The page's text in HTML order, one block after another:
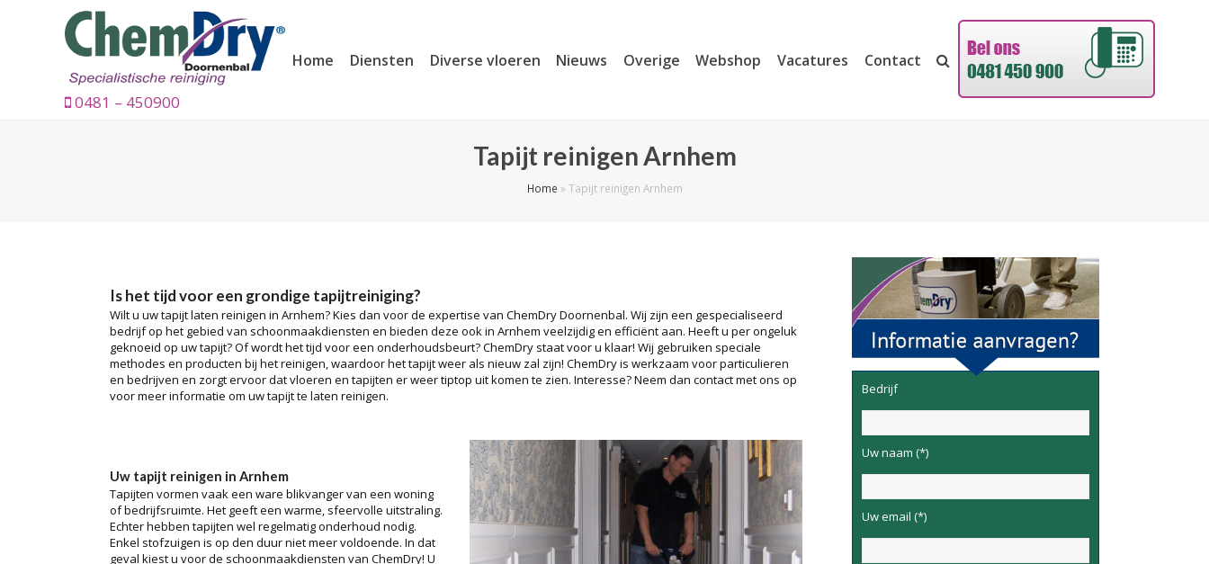
0481 – 450900
Home Diensten Diverse vloeren Nieuws Overige Webshop Vacatures Contact
Tapijt reinigen Arnhem
Home » Tapijt reinigen Arnhem
Is het tijd voor een grondige tapijtreiniging?
Wilt u uw tapijt laten reinigen in Arnhem? Kies dan voor de expertise van ChemDry Doornenbal. Wij zijn een gespecialiseerd
bedrijf op het gebied van schoonmaakdiensten en bieden deze ook in Arnhem veelzijdig en efficiënt aan. Heeft u per ongeluk
geknoeid op uw tapijt? Of wordt het tijd voor een onderhoudsbeurt? ChemDry staat voor u klaar! Wij gebruiken speciale
methodes en producten bij het reinigen, waardoor het tapijt weer als nieuw zal zijn! ChemDry is werkzaam voor particulieren
en bedrijven en zorgt ervoor dat vloeren en tapijten er weer tiptop uit komen te zien. Interesse? Neem dan contact met ons op
voor meer informatie om uw tapijt te laten reinigen.
Uw tapijt reinigen in Arnhem
Tapijten vormen vaak een ware blikvanger van een woning
of bedrijfsruimte. Het geeft een warme, sfeervolle uitstraling.
Echter hebben tapijten wel regelmatig onderhoud nodig.
Enkel stofzuigen is op den duur niet meer voldoende. In dat
geval kiest u voor de schoonmaakdiensten van ChemDry! U
Bedrijf
Uw naam (*)
Uw email (*)